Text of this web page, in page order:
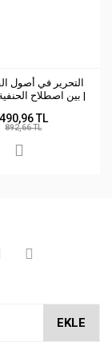
التحرير في أصول
بين اصطلاح
490,96 TL
892,66 TL
EKLE